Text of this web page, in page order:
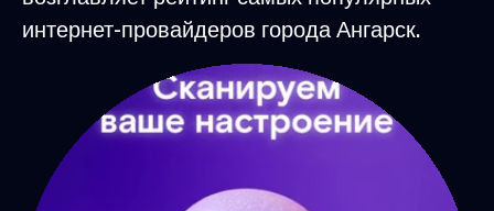
интернет-провайдеров города Ангарск.